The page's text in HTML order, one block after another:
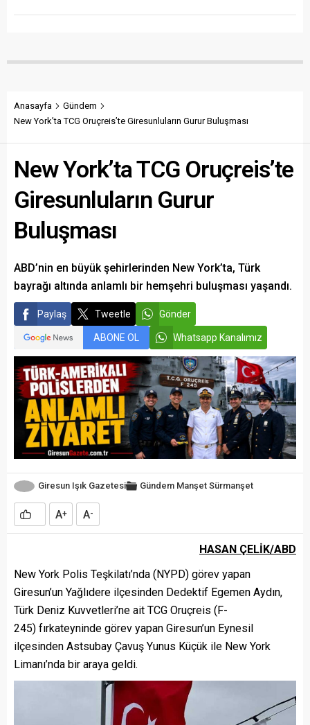
Anasayfa
Gündem
New York’ta TCG Oruçreis’te Giresunluların Gurur Buluşması
New York’ta TCG Oruçreis’te
Giresunluların Gurur
Buluşması
ABD’nin en büyük şehirlerinden New York’ta, Türk
bayrağı altında anlamlı bir hemşehri buluşması yaşandı.
Paylaş Tweetle Gönder
ABONE OL Whatsapp Kanalımız
Giresun Işık Gazetesi Gündem Manşet Sürmanşet
A+ A-
HASAN ÇELİK/ABD
New York Polis Teşkilatı’nda (NYPD) görev yapan
Giresun’un Yağlıdere ilçesinden Dedektif Egemen Aydın,
Türk Deniz Kuvvetleri’ne ait TCG Oruçreis (F-
245) fırkateyninde görev yapan Giresun’un Eynesil
ilçesinden Astsubay Çavuş Yunus Küçük ile New York
Limanı’nda bir araya geldi.